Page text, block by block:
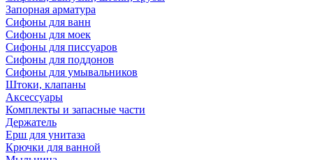
Запорная арматура
Сифоны для ванн
Сифоны для моек
Сифоны для писсуаров
Сифоны для поддонов
Сифоны для умывальников
Штоки, клапаны
Аксессуары
Комплекты и запасные части
Держатель
Ерш для унитаза
Крючки для ванной